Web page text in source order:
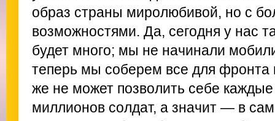
образ страны миролюбивой, но с
возможностями. Да, сегодня у нас
будет много; мы не начинали
теперь мы соберем все для фронта
же не может позволить себе
миллионов солдат, а значит — в